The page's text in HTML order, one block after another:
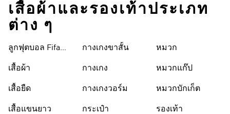
เสื้อผ้าและรองเท้าประเภท
ต่าง ๆ
ลูกฟุตบอล Fifa
เสื้อผ้า
เสื้อยืด
เสื้อแขนยาว
กางเกงขาสั้น
กางเกง
กางเกงวอร์ม
กระเป๋า
หมวก
หมวกแก๊ป
หมวกบักเก็ต
รองเท้า